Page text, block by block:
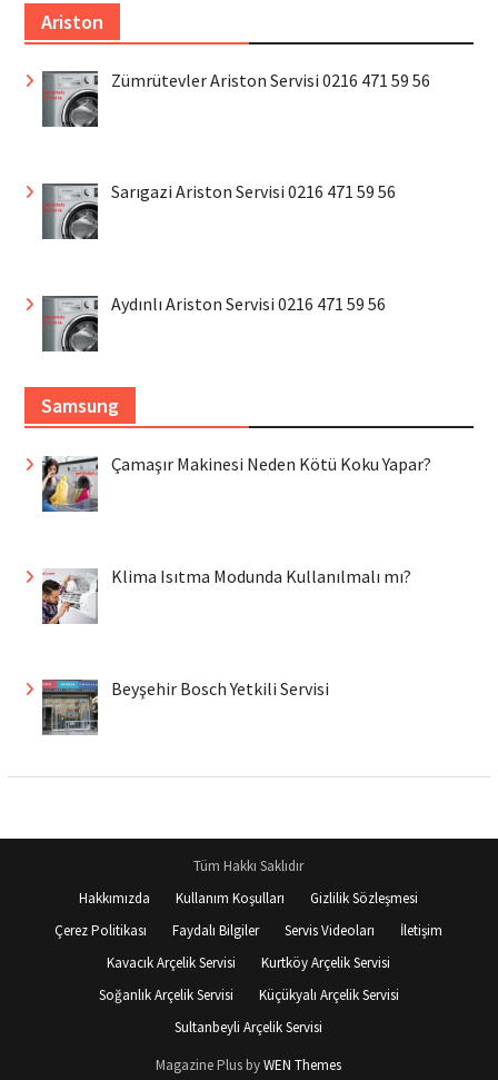
Ariston
Zümrütevler Ariston Servisi 0216 471 59 56
Sarıgazi Ariston Servisi 0216 471 59 56
Aydınlı Ariston Servisi 0216 471 59 56
Samsung
Çamaşır Makinesi Neden Kötü Koku Yapar?
Klima Isıtma Modunda Kullanılmalı mı?
Beyşehir Bosch Yetkili Servisi
Tüm Hakkı Saklıdır
Hakkımızda
Kullanım Koşulları
Gizlilik Sözleşmesi
Çerez Politikası
Faydalı Bilgiler Servis Videoları
İletişim
Kavacık Arçelik Servisi
Kurtköy Arçelik Servisi
Soğanlık Arçelik Servisi
Küçükyalı Arçelik Servisi
Sultanbeyli Arçelik Servisi
Magazine Plus byWEN Themes